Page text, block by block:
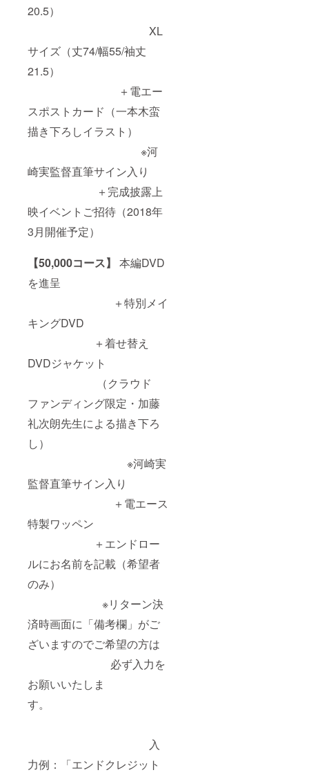
20.5）
XL
サイズ（丈74/幅55/袖丈
21.5）
＋電エー
スポストカード（一本木蛮
描き下ろしイラスト）
※河
崎実監督直筆サイン入り
＋完成披露上
映イベントご招待（2018年
3月開催予定）
【50,000コース】 本編DVD
を進呈
＋特別メイ
キングDVD
＋着せ替え
DVDジャケット
（クラウド
ファンディング限定・加藤
礼次朗先生による描き下ろ
し）
※河崎実
監督直筆サイン入り
＋電エース
特製ワッペン
＋エンドロー
ルにお名前を記載（希望者
のみ）
※リターン決
済時画面に「備考欄」がご
ざいますのでご希望の方は
必ず入力を
お願いいたしま
す。
入
力例：「エンドクレジット